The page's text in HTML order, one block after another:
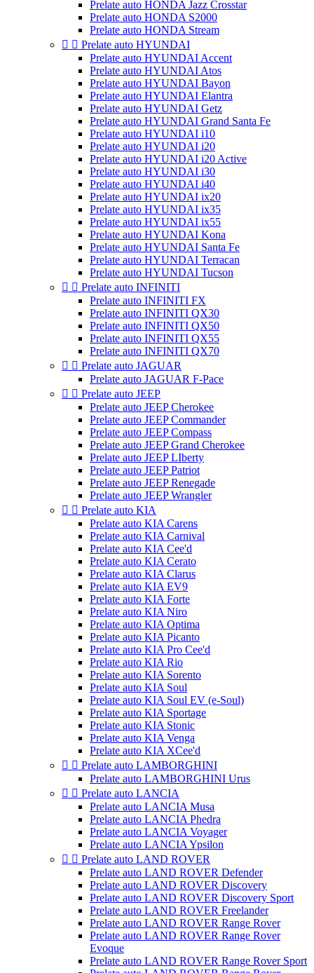
Prelate auto HONDA Jazz Crosstar
Prelate auto HONDA S2000
Prelate auto HONDA Stream
  Prelate auto HYUNDAI
Prelate auto HYUNDAI Accent
Prelate auto HYUNDAI Atos
Prelate auto HYUNDAI Bayon
Prelate auto HYUNDAI Elantra
Prelate auto HYUNDAI Getz
Prelate auto HYUNDAI Grand Santa Fe
Prelate auto HYUNDAI i10
Prelate auto HYUNDAI i20
Prelate auto HYUNDAI i20 Active
Prelate auto HYUNDAI i30
Prelate auto HYUNDAI i40
Prelate auto HYUNDAI ix20
Prelate auto HYUNDAI ix35
Prelate auto HYUNDAI ix55
Prelate auto HYUNDAI Kona
Prelate auto HYUNDAI Santa Fe
Prelate auto HYUNDAI Terracan
Prelate auto HYUNDAI Tucson
  Prelate auto INFINITI
Prelate auto INFINITI FX
Prelate auto INFINITI QX30
Prelate auto INFINITI QX50
Prelate auto INFINITI QX55
Prelate auto INFINITI QX70
  Prelate auto JAGUAR
Prelate auto JAGUAR F-Pace
  Prelate auto JEEP
Prelate auto JEEP Cherokee
Prelate auto JEEP Commander
Prelate auto JEEP Compass
Prelate auto JEEP Grand Cherokee
Prelate auto JEEP LIberty
Prelate auto JEEP Patriot
Prelate auto JEEP Renegade
Prelate auto JEEP Wrangler
  Prelate auto KIA
Prelate auto KIA Carens
Prelate auto KIA Carnival
Prelate auto KIA Cee'd
Prelate auto KIA Cerato
Prelate auto KIA Clarus
Prelate auto KIA EV9
Prelate auto KIA Forte
Prelate auto KIA Niro
Prelate auto KIA Optima
Prelate auto KIA Picanto
Prelate auto KIA Pro Cee'd
Prelate auto KIA Rio
Prelate auto KIA Sorento
Prelate auto KIA Soul
Prelate auto KIA Soul EV (e-Soul)
Prelate auto KIA Sportage
Prelate auto KIA Stonic
Prelate auto KIA Venga
Prelate auto KIA XCee'd
  Prelate auto LAMBORGHINI
Prelate auto LAMBORGHINI Urus
  Prelate auto LANCIA
Prelate auto LANCIA Musa
Prelate auto LANCIA Phedra
Prelate auto LANCIA Voyager
Prelate auto LANCIA Ypsilon
  Prelate auto LAND ROVER
Prelate auto LAND ROVER Defender
Prelate auto LAND ROVER Discovery
Prelate auto LAND ROVER Discovery Sport
Prelate auto LAND ROVER Freelander
Prelate auto LAND ROVER Range Rover
Prelate auto LAND ROVER Range Rover
Evoque
Prelate auto LAND ROVER Range Rover Sport